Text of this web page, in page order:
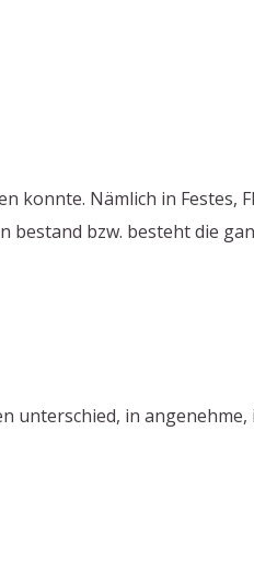
konnte. Nämlich in Festes,
bestand bzw. besteht die
unterschied, in